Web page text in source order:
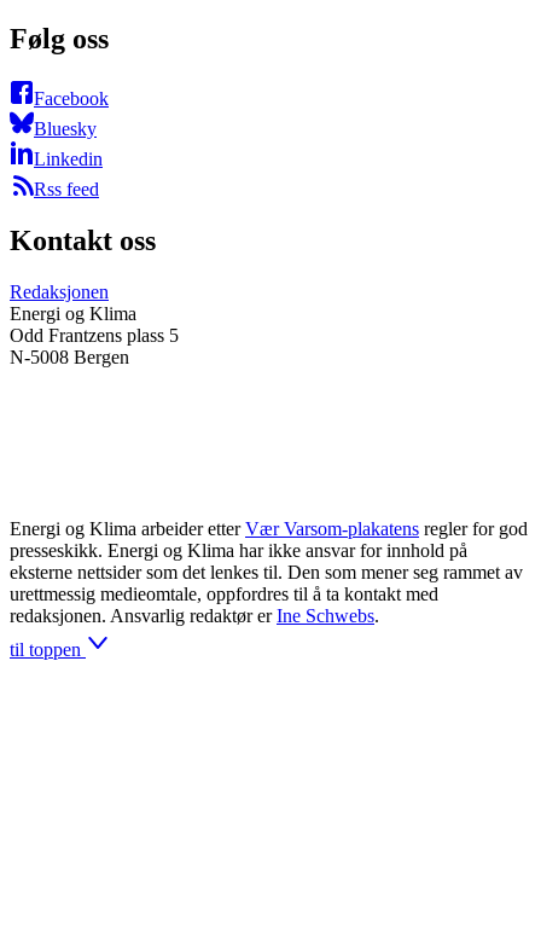
Følg oss
Facebook
Bluesky
Linkedin
Rss feed
Kontakt oss
Redaksjonen
Energi og Klima
Odd Frantzens plass 5
N-5008 Bergen
Energi og Klima arbeider etter Vær Varsom-plakatens regler for god
presseskikk. Energi og Klima har ikke ansvar for innhold på
eksterne nettsider som det lenkes til. Den som mener seg rammet av
urettmessig medieomtale, oppfordres til å ta kontakt med
redaksjonen. Ansvarlig redaktør er Ine Schwebs.
til toppen